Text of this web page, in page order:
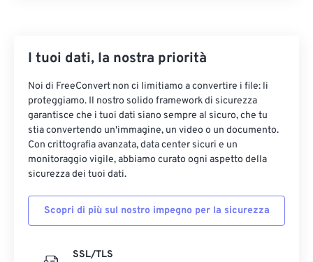
I tuoi dati, la nostra priorità
Noi di FreeConvert non ci limitiamo a convertire i file: li
proteggiamo. Il nostro solido framework di sicurezza
garantisce che i tuoi dati siano sempre al sicuro, che tu
stia convertendo un'immagine, un video o un documento.
Con crittografia avanzata, data center sicuri e un
monitoraggio vigile, abbiamo curato ogni aspetto della
sicurezza dei tuoi dati.
Scopri di più sul nostro impegno per la sicurezza
SSL/TLS